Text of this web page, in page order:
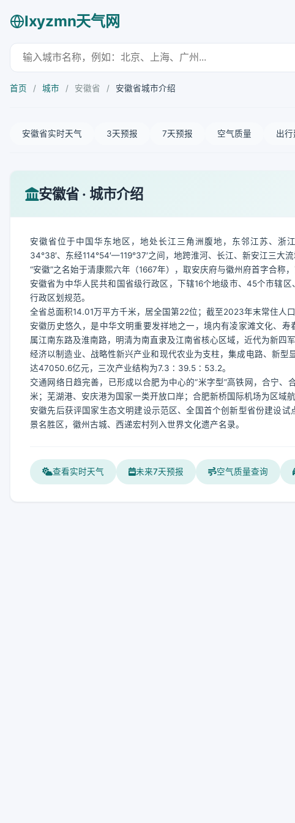
lxyzmn天气网
首页 / 城市 / 安徽省 / 安徽省城市介绍
安徽省实时天气 3天预报 7天预报 空气质量 出行
安徽省 · 城市介绍
安徽省位于中国华东地区，地处长江三角洲腹地，东邻江苏、浙
34°38′、东经114°54′—119°37′之间，地跨淮河、长江、新安江三大流
“安徽”之名始于清康熙六年（1667年），取安庆府与徽州府首字合称
安徽省为中华人民共和国省级行政区，下辖16个地级市、45个市辖
行政区划规范。
全省总面积14.01万平方千米，居全国第22位；截至2023年末常住人口
安徽历史悠久，是中华文明重要发祥地之一，境内有凌家滩文化、
属江南东路及淮南路，明清为南直隶及江南省核心区域，近代为新四
经济以制造业、战略性新兴产业和现代农业为支柱，集成电路、新
达47050.6亿元，三次产业结构为7.3∶39.5∶53.2。
交通网络日趋完善，已形成以合肥为中心的“米字型”高铁网，合宁
米；芜湖港、安庆港为国家一类开放口岸；合肥新桥国际机场为区域航
安徽先后获评国家生态文明建设示范区、全国首个创新型省份建设
景名胜区，徽州古城、西递宏村列入世界文化遗产名录。
查看实时天气 未来7天预报 空气质量查询